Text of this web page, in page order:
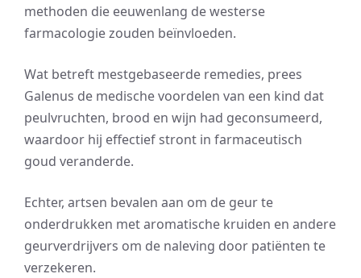
methoden die eeuwenlang de westerse
farmacologie zouden beïnvloeden.
Wat betreft mestgebaseerde remedies, prees
Galenus de medische voordelen van een kind dat
peulvruchten, brood en wijn had geconsumeerd,
waardoor hij effectief stront in farmaceutisch
goud veranderde.
Echter, artsen bevalen aan om de geur te
onderdrukken met aromatische kruiden en andere
geurverdrijvers om de naleving door patiënten te
verzekeren.